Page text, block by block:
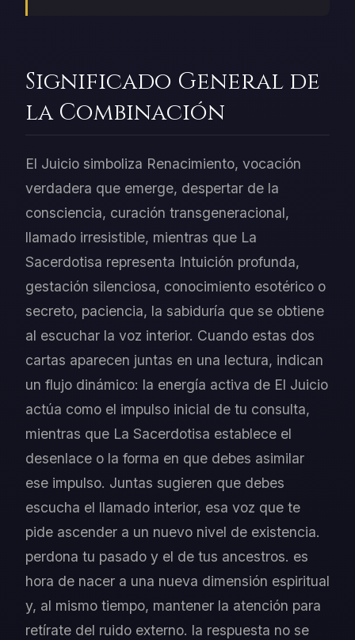
Significado General de
la Combinación
El Juicio simboliza Renacimiento, vocación
verdadera que emerge, despertar de la
consciencia, curación transgeneracional,
llamado irresistible, mientras que La
Sacerdotisa representa Intuición profunda,
gestación silenciosa, conocimiento esotérico o
secreto, paciencia, la sabiduría que se obtiene
al escuchar la voz interior. Cuando estas dos
cartas aparecen juntas en una lectura, indican
un flujo dinámico: la energía activa de El Juicio
actúa como el impulso inicial de tu consulta,
mientras que La Sacerdotisa establece el
desenlace o la forma en que debes asimilar
ese impulso. Juntas sugieren que debes
escucha el llamado interior, esa voz que te
pide ascender a un nuevo nivel de existencia.
perdona tu pasado y el de tus ancestros. es
hora de nacer a una nueva dimensión espiritual
y, al mismo tiempo, mantener la atención para
retírate del ruido externo. la respuesta no se